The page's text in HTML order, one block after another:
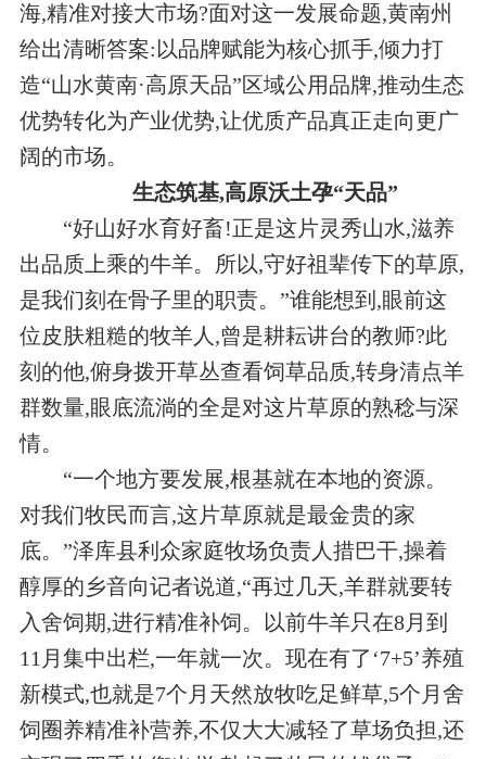
海,精准对接大市场?面对这一发展命题,黄南州
给出清晰答案:以品牌赋能为核心抓手,倾力打
造“山水黄南·高原天品”区域公用品牌,推动生态
优势转化为产业优势,让优质产品真正走向更广
阔的市场。
生态筑基,高原沃土孕“天品”
“好山好水育好畜!正是这片灵秀山水,滋养
出品质上乘的牛羊。所以,守好祖辈传下的草原,
是我们刻在骨子里的职责。”谁能想到,眼前这
位皮肤粗糙的牧羊人,曾是耕耘讲台的教师?此
刻的他,俯身拨开草丛查看饲草品质,转身清点羊
群数量,眼底流淌的全是对这片草原的熟稔与深
情。
“一个地方要发展,根基就在本地的资源。
对我们牧民而言,这片草原就是最金贵的家
底。”泽库县利众家庭牧场负责人措巴干,操着
醇厚的乡音向记者说道,“再过几天,羊群就要转
入舍饲期,进行精准补饲。以前牛羊只在8月到
11月集中出栏,一年就一次。现在有了‘7+5’养殖
新模式,也就是7个月天然放牧吃足鲜草,5个月舍
饲圈养精准补营养,不仅大大减轻了草场负担,还